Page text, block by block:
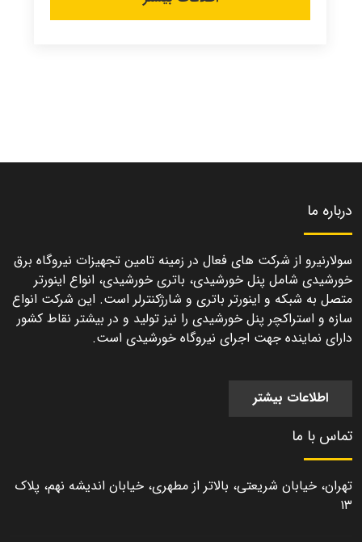
درباره ما
سولارنیرو از شرکت های فعال در زمینه تامین تجهیزات نیروگاه برق
خورشیدی شامل پنل خورشیدی، باتری خورشیدی، انواع اینورتر
متصل به شبکه و اینورتر باتری و شارژکنترلر است. این شرکت انواع
سازه و استراکچر پنل خورشیدی را نیز تولید و در بیشتر نقاط کشور
دارای نماینده جهت اجرای نیروگاه خورشیدی است.
اطلاعات بیشتر
تماس با ما
تهران، خیابان شریعتی، بالاتر از مطهری، خیابان اندیشه نهم، پلاک
۱۳